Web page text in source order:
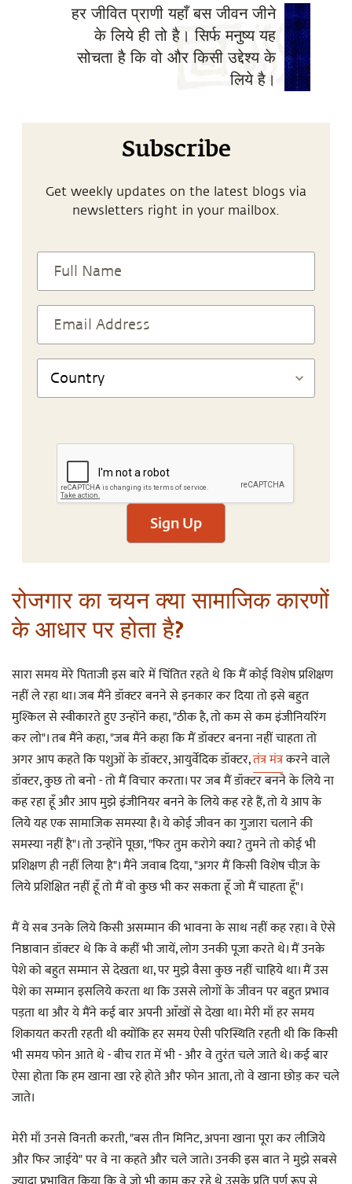
हर जीवित प्राणी यहाँ बस जीवन जीने
के लिये ही तो है। सिर्फ मनुष्य यह
सोचता है कि वो और किसी उद्देश्य के
लिये है।
Subscribe
Get weekly updates on the latest blogs via
newsletters right in your mailbox.
Sign Up
रोजगार का चयन क्या सामाजिक कारणों
के आधार पर होता है?
सारा समय मेरे पिताजी इस बारे में चिंतित रहते थे कि मैं कोई विशेष प्रशिक्षण
नहीं ले रहा था। जब मैंने डॉक्टर बनने से इनकार कर दिया तो इसे बहुत
मुश्किल से स्वीकारते हुए उन्होंने कहा, "ठीक है, तो कम से कम इंजीनियरिंग
कर लो"। तब मैंने कहा, "जब मैंने कहा कि मैं डॉक्टर बनना नहीं चाहता तो
अगर आप कहते कि पशुओं के डॉक्टर, आयुर्वेदिक डॉक्टर,तंत्र मंत्रकरने वाले
डॉक्टर, कुछ तो बनो - तो मैं विचार करता। पर जब मैं डॉक्टर बनने के लिये ना
कह रहा हूँ और आप मुझे इंजीनियर बनने के लिये कह रहे हैं, तो ये आप के
लिये यह एक सामाजिक समस्या है। ये कोई जीवन का गुजारा चलाने की
समस्या नहीं है"। तो उन्होंने पूछा, "फिर तुम करोगे क्या? तुमने तो कोई भी
प्रशिक्षण ही नहीं लिया है"। मैंने जवाब दिया, "अगर मैं किसी विशेष चीज़ के
लिये प्रशिक्षित नहीं हूँ तो मैं वो कुछ भी कर सकता हूँ जो मैं चाहता हूँ"।
मैं ये सब उनके लिये किसी असम्मान की भावना के साथ नहीं कह रहा। वे ऐसे
निष्ठावान डॉक्टर थे कि वे कहीं भी जायें, लोग उनकी पूजा करते थे। मैं उनके
पेशे को बहुत सम्मान से देखता था, पर मुझे वैसा कुछ नहीं चाहिये था। मैं उस
पेशे का सम्मान इसलिये करता था कि उससे लोगों के जीवन पर बहुत प्रभाव
पड़ता था और ये मैंने कई बार अपनी आँखों से देखा था। मेरी माँ हर समय
शिकायत करती रहती थी क्योंकि हर समय ऐसी परिस्थिति रहती थी कि किसी
भी समय फोन आते थे - बीच रात में भी - और वे तुरंत चले जाते थे। कई बार
ऐसा होता कि हम खाना खा रहे होते और फोन आता, तो वे खाना छोड़ कर चले
जाते।
मेरी माँ उनसे विनती करती, "बस तीन मिनिट, अपना खाना पूरा कर लीजिये
और फिर जाईये" पर वे ना कहते और चले जाते। उनकी इस बात ने मुझे सबसे